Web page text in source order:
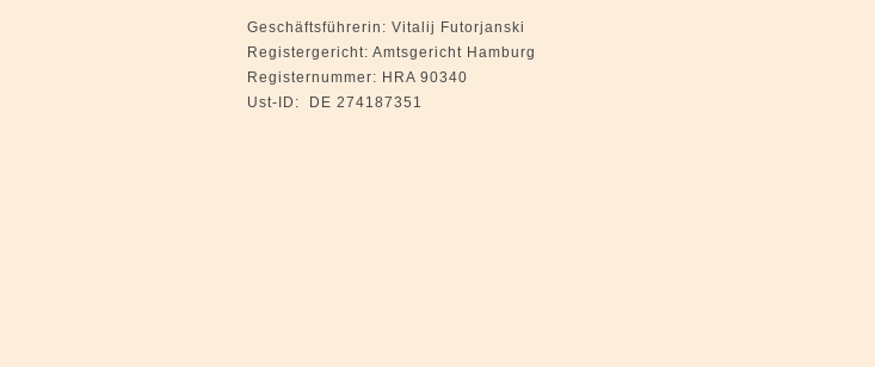
Geschäftsführerin: Vitalij Futorjanski
Registergericht: Amtsgericht Hamburg
Registernummer: HRA 90340
Ust-ID: DE 274187351